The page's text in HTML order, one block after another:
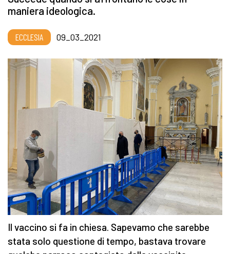
maniera ideologica.
ECCLESIA 09_03_2021
Il vaccino si fa in chiesa. Sapevamo che sarebbe
stata solo questione di tempo, bastava trovare